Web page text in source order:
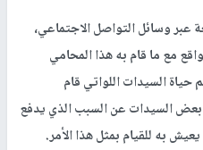
عبر وسائل التواصل الاجتماعي،
مع ما قام به هذا المحامي
السيدات اللواتي قام
السيدات عن السبب الذي يدفع
به للقيام بمثل هذا الأمر.